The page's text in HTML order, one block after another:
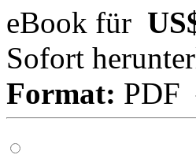
eBook für
Sofort
Format: PDF